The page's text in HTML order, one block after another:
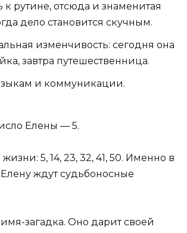
рутине, отсюда и знаменитая
дело становится скучным.
изменчивость: сегодня она
завтра путешественница.
и коммуникации.
Елены — 5.
5, 14, 23, 32, 41, 50. Именно в
ждут судьбоносные
загадка. Оно дарит своей